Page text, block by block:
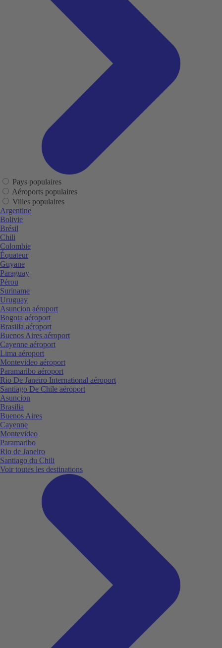
Pays populaires
Aéroports populaires
Villes populaires
Argentine
Bolivie
Brésil
Chili
Colombie
Équateur
Guyane
Paraguay
Pérou
Suriname
Uruguay
Asuncion aéroport
Bogota aéroport
Brasilia aéroport
Buenos Aires aéroport
Cayenne aéroport
Lima aéroport
Montevideo aéroport
Paramaribo aéroport
Rio De Janeiro International aéroport
Santiago De Chile aéroport
Asuncion
Brasilia
Buenos Aires
Cayenne
Montevideo
Paramaribo
Rio de Janeiro
Santiago du Chili
Voir toutes les destinations